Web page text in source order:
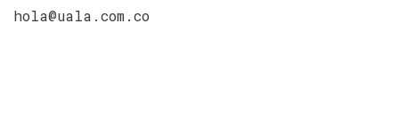
hola@uala.com.co